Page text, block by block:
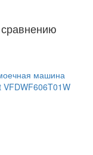
машина
VFDWF606T01W